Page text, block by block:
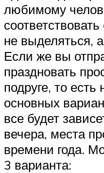
любимому
не выделяться,
Если же вы
праздновать
подруге, то есть
основных
все будет
вечера, места
времени года.
3 варианта: